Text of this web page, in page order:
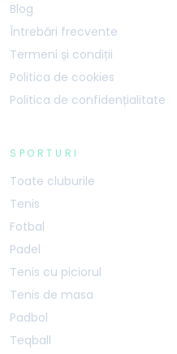
Blog
Întrebări frecvente
Termeni și condiții
Politica de cookies
Politica de confidențialitate
SPORTURI
Toate cluburile
Tenis
Fotbal
Padel
Tenis cu piciorul
Tenis de masa
Padbol
Teqball